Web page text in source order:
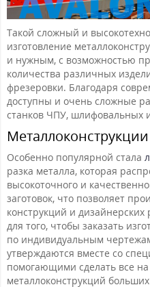
Такой сложный и
изготовление
и нужным, с возможностью
количества различных
фрезеровки. Благодаря
доступны и очень сложные
станков ЧПУ, шлифовальных
Особенно популярной стала
разка металла, которая
высокоточного и
заготовок, что позволяет
конструкций и
для того, чтобы заказать
по индивидуальным
утверждаются вместе со
помогающими сделать все
металлоконструкций